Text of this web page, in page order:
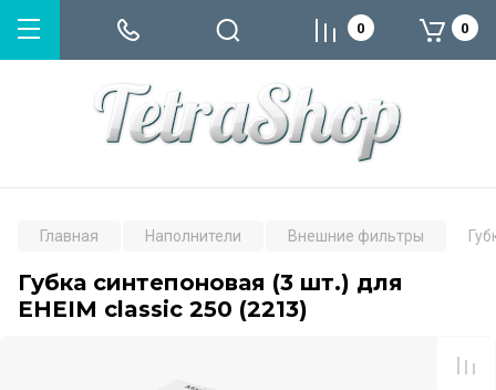
0 0
Главная Наполнители Внешние фильтры
Губка синтепоновая (3 шт.) для
EHEIM classic 250 (2213)